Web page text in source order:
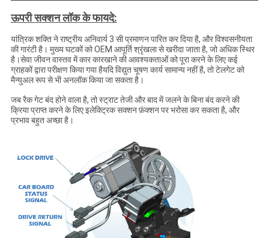
ऊपरी सक्शन लॉक के फायदे:
यांत्रिक शक्ति ने राष्ट्रीय अनिवार्य 3 सी प्रमाणन पारित कर दिया है, और विश्वसनीयता
की गारंटी है। मुख्य घटकों को OEM आपूर्ति श्रृंखला से खरीदा जाता है, जो अधिक स्थिर
है।सेवा जीवन वास्तव में कार कारखाने की आवश्यकताओं को पूरा करने के लिए कई
ग्राहकों द्वारा परीक्षण किया गया हैयदि विद्युत चूषण कार्य सामान्य नहीं है, तो टेलगेट को
मैन्युअल रूप से भी अनलॉक किया जा सकता है।
जब रैक गेट बंद होने वाला है, तो स्ट्राट तेजी और बाद में जलने के बिना बंद करने की
क्रिया प्राप्त करने के लिए इलेक्ट्रिक सक्शन फ़ंक्शन पर भरोसा कर सकता है, और
प्रभाव बहुत अच्छा है।